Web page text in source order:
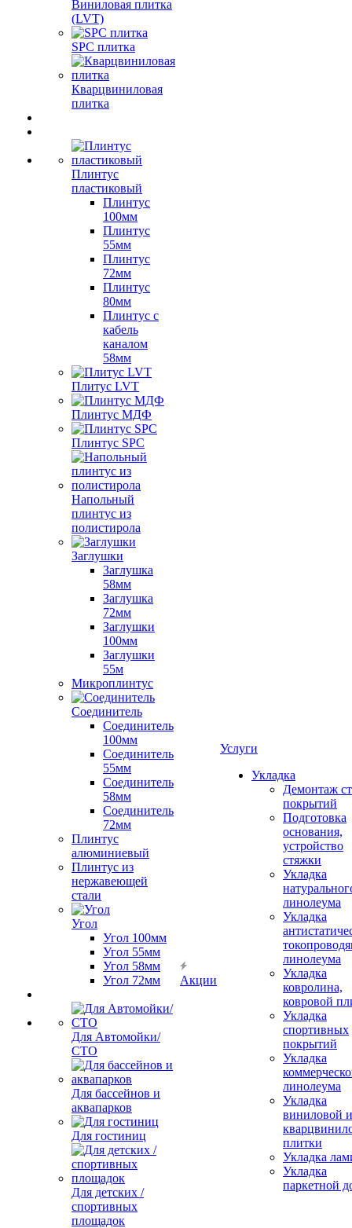
Виниловая плитка
(LVT)
SPC плитка
Кварцвиниловая
плитка
Плинтус
пластиковый
Плинтус
100мм
Плинтус
55мм
Плинтус
72мм
Плинтус
80мм
Плинтус с
кабель
каналом
58мм
Плитус LVT
Плинтус МДФ
Плинтус SPC
Напольный
плинтус из
полистирола
Заглушки
Заглушка
58мм
Заглушка
72мм
Заглушки
100мм
Заглушки
55м
Микроплинтус
Соединитель
Соединитель
100мм
Соединитель
55мм
Соединитель
58мм
Соединитель
72мм
Плинтус
алюминиевый
Плинтус из
нержавеющей
стали
Угол
Угол 100мм
Угол 55мм
Угол 58мм
Угол 72мм
Для Автомойки/
СТО
Для бассейнов и
аквапарков
Для гостиниц
Для детских /
спортивных
площадок
Акции
Услуги
Укладка
Демонтаж
покрытий
Подготовка
основания,
устройство
стяжки
Укладка
линолеума
Укладка
линолеума
Укладка
ковролина,
ковровой
Укладка
спортивных
покрытий
Укладка
линолеума
Укладка
виниловой и
плитки
Укладка
Укладка
паркетной